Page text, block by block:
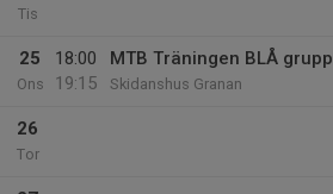
Tis
25
Ons
18:00
19:15
MTB Träningen BLÅ grupp
Skidanshus Granan
26
Tor